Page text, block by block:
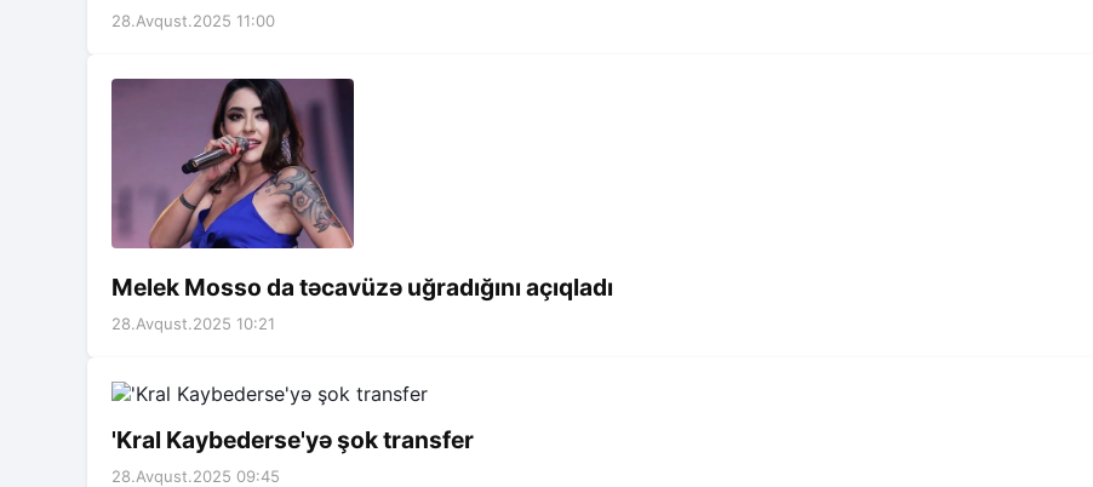
28.Avqust.2025 11:00
Melek Mosso da təcavüzə uğradığını açıqladı
28.Avqust.2025 10:21
'Kral Kaybederse'yə şok transfer
28.Avqust.2025 09:45